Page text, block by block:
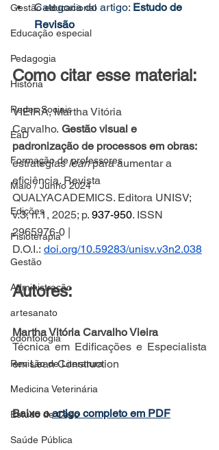
Gestão educacional
Educação especial
Pedagogia
História
Redes Sociais
EaD
Formação de professores
Maio / Junho 2024
Edições
Fisioterapia
Gestão
Administração
artesanato
odontologia
Revisão de Literatura
Medicina Veterinária
Estudo de Caso
Saúde Pública
Categoria do artigo: Estudo de
Revisão
Como citar esse material:
VIEIRA, Martha Vitória
Carvalho. Gestão visual e
padronização de processos em obras:
estratégias lean para aumentar a
eficiência. Revista
QUALYACADEMICS. Editora UNISV;
v.3, n.1, 2025; p. 937-950. ISSN
2965976-0 |
D.O.I.: doi.org/10.59283/unisv.v3n2.038
Autores:
Martha Vitória Carvalho Vieira
Técnica em Edificações e Especialista
em Lean Construction
Baixe o artigo completo em PDF